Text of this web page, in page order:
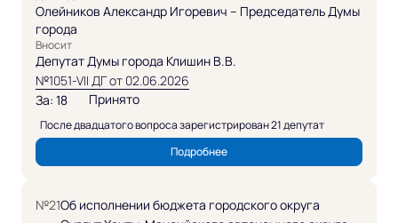
Олейников Александр Игоревич – Председатель Думы
города
Вносит
Депутат Думы города Клишин В.В.
За: 18 Принято
После двадцатого вопроса зарегистрирован 21 депутат
№1051-VII ДГ от 02.06.2026
Подробнее
№21Об исполнении бюджета городского округа